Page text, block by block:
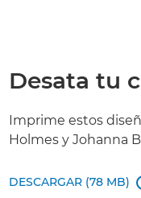
Desata tu
Imprime estos
Holmes y Johanna
DESCARGAR (78 MB)